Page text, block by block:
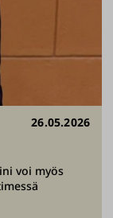
26.05.2026
voi myös